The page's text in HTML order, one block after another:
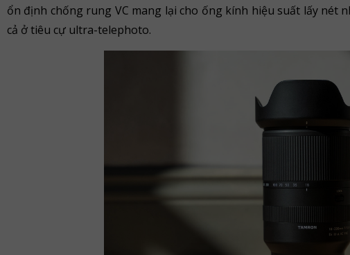
ổn định chống rung VC mang lại cho ống kính hiệu suất lấy nét
cả ở tiêu cự ultra-telephoto.